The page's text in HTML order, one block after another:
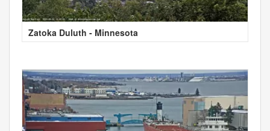
Zatoka Duluth - Minnesota